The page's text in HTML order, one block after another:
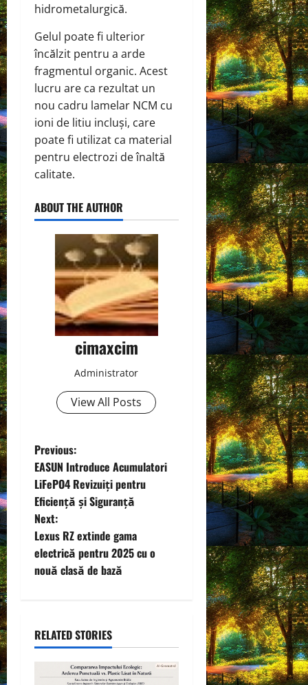
hidrometalurgică.
Gelul poate fi ulterior
încălzit pentru a arde
fragmentul organic. Acest
lucru are ca rezultat un
nou cadru lamelar NCM cu
ioni de litiu incluși, care
poate fi utilizat ca material
pentru electrozi de înaltă
calitate.
ABOUT THE AUTHOR
cimaxcim
Administrator
View All Posts
P
o
s
t
n
v
i
Previous:
EASUN Introduce Acumulatori
LiFePO4 Revizuiți pentru
Eficiență și Siguranță
Next:
Lexus RZ extinde gama
electrică pentru 2025 cu o
nouă clasă de bază
RELATED STORIES